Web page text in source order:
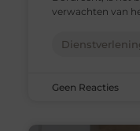
verwachten van
Geen Reacties